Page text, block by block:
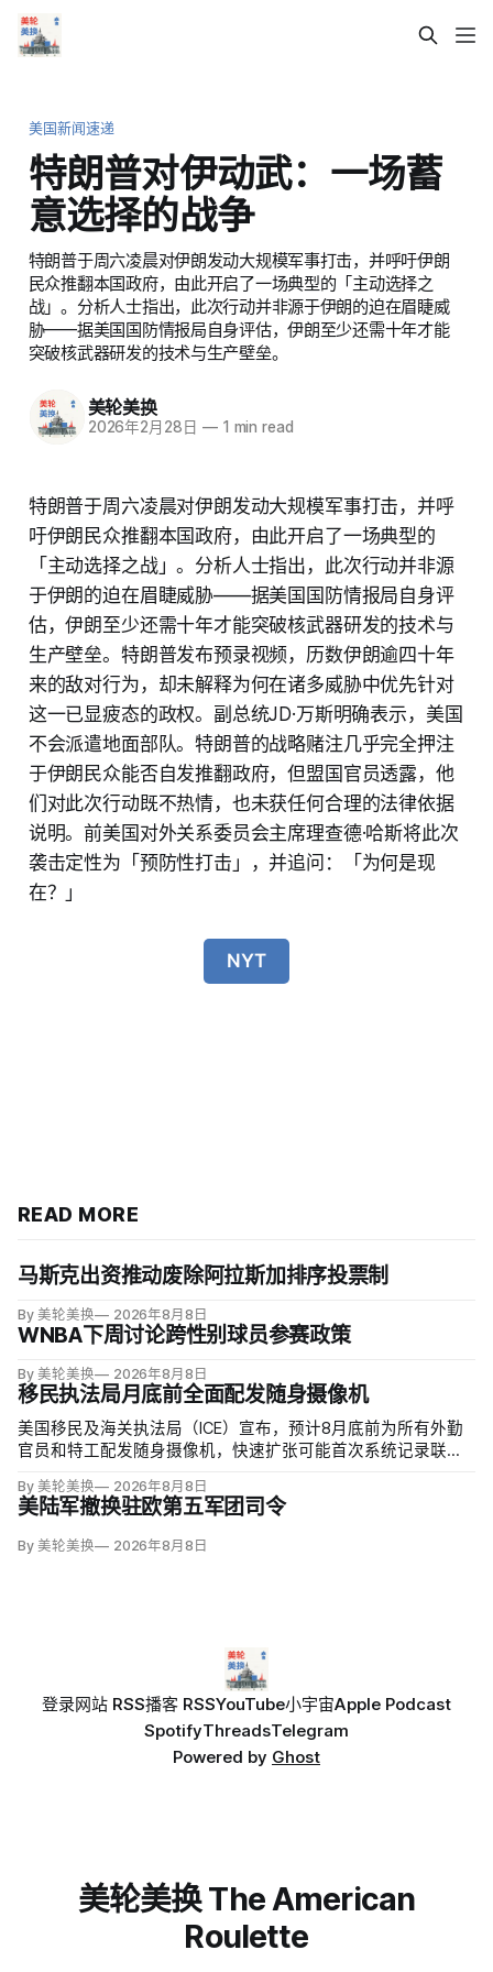
美国新闻速递
特朗普对伊动武：一场蓄
意选择的战争
特朗普于周六凌晨对伊朗发动大规模军事打击，并呼吁伊朗
民众推翻本国政府，由此开启了一场典型的「主动选择之
战」。分析人士指出，此次行动并非源于伊朗的迫在眉睫威
胁——据美国国防情报局自身评估，伊朗至少还需十年才能
突破核武器研发的技术与生产壁垒。
美轮美换
2026年2月28日 —1 min read
特朗普于周六凌晨对伊朗发动大规模军事打击，并呼
吁伊朗民众推翻本国政府，由此开启了一场典型的
「主动选择之战」。分析人士指出，此次行动并非源
于伊朗的迫在眉睫威胁——据美国国防情报局自身评
估，伊朗至少还需十年才能突破核武器研发的技术与
生产壁垒。特朗普发布预录视频，历数伊朗逾四十年
来的敌对行为，却未解释为何在诸多威胁中优先针对
这一已显疲态的政权。副总统JD·万斯明确表示，美国
不会派遣地面部队。特朗普的战略赌注几乎完全押注
于伊朗民众能否自发推翻政府，但盟国官员透露，他
们对此次行动既不热情，也未获任何合理的法律依据
说明。前美国对外关系委员会主席理查德·哈斯将此次
袭击定性为「预防性打击」，并追问：「为何是现
在？」
NYT
READ MORE
马斯克出资推动废除阿拉斯加排序投票制
By 美轮美换 2026年8月8日
WNBA下周讨论跨性别球员参赛政策
By 美轮美换 2026年8月8日
移民执法局月底前全面配发随身摄像机
美国移民及海关执法局（ICE）宣布，预计8月底前为所有外勤
官员和特工配发随身摄像机，快速扩张可能首次系统记录联邦
代理局长戴维·文图雷拉（David J. Venturella）称，涉及羁押中
重伤或死亡的录像若影响调查或隐私即…
By 美轮美换 2026年8月8日
美陆军撤换驻欧第五军团司令
By 美轮美换 2026年8月8日
登录网站 RSS播客 RSSYouTube小宇宙Apple Podcast
SpotifyThreadsTelegram
Powered by Ghost
美轮美换 The American
Roulette